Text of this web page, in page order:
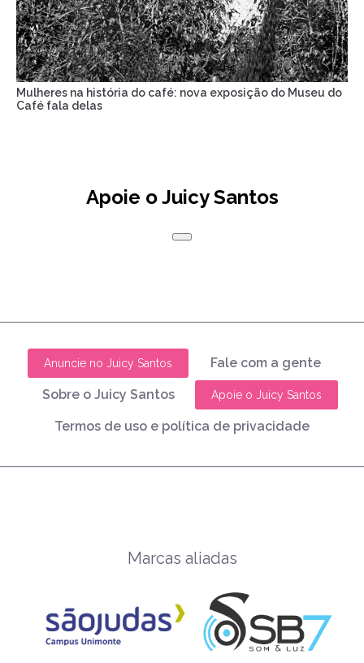
Mulheres na história do café: nova exposição do Museu do
Café fala delas
Apoie o Juicy Santos
Anuncie no Juicy Santos Fale com a gente
Sobre o Juicy Santos Apoie o Juicy Santos
Termos de uso e política de privacidade
Marcas aliadas